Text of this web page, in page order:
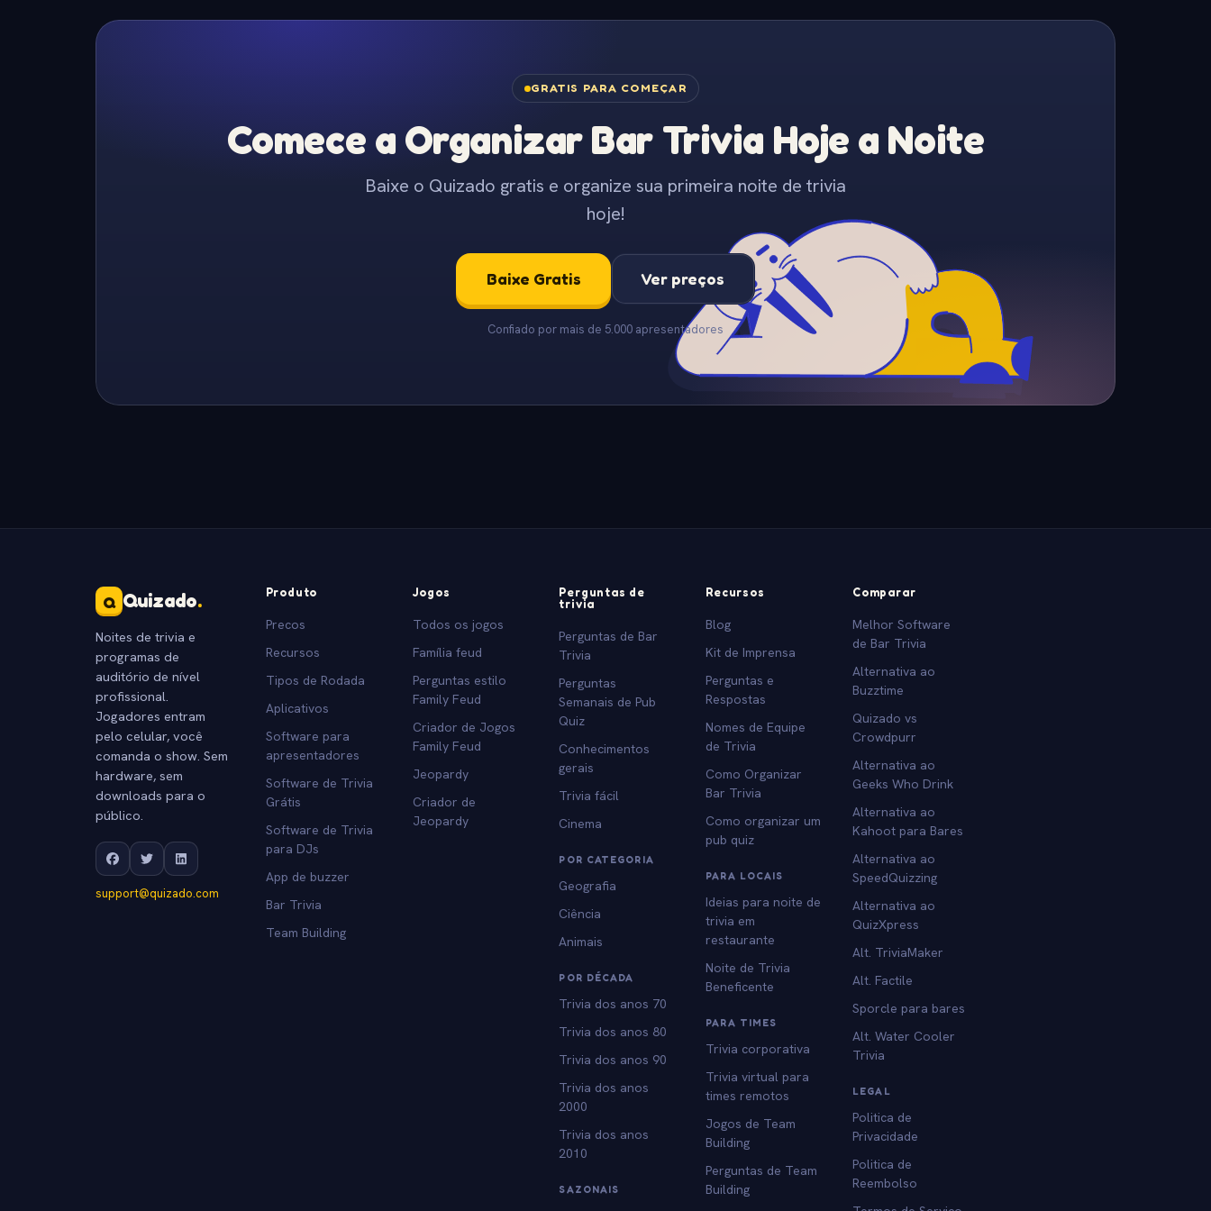
GRATIS PARA COMEÇAR
Comece a Organizar Bar Trivia Hoje a Noite
Baixe o Quizado gratis e organize sua primeira noite de trivia
hoje!
Baixe Gratis Ver preços
Confiado por mais de 5.000 apresentadores
Q Quizado.
Noites de trivia e
programas de
auditório de nível
profissional.
Jogadores entram
pelo celular, você
comanda o show. Sem
hardware, sem
downloads para o
público.
support@quizado.com
Produto
Precos
Recursos
Tipos de Rodada
Aplicativos
Software para
apresentadores
Software de Trivia
Grátis
Software de Trivia
para DJs
App de buzzer
Bar Trivia
Team Building
Jogos
Todos os jogos
Família feud
Perguntas estilo
Family Feud
Criador de Jogos
Family Feud
Jeopardy
Criador de
Jeopardy
Perguntas de
trivia
Perguntas de Bar
Trivia
Perguntas
Semanais de Pub
Quiz
Conhecimentos
gerais
Trivia fácil
Cinema
POR CATEGORIA
Geografia
Ciência
Animais
POR DÉCADA
Trivia dos anos 70
Trivia dos anos 80
Trivia dos anos 90
Trivia dos anos
2000
Trivia dos anos
2010
SAZONAIS
Recursos
Blog
Kit de Imprensa
Perguntas e
Respostas
Nomes de Equipe
de Trivia
Como Organizar
Bar Trivia
Como organizar um
pub quiz
PARA LOCAIS
Ideias para noite de
trivia em
restaurante
Noite de Trivia
Beneficente
PARA TIMES
Trivia corporativa
Trivia virtual para
times remotos
Jogos de Team
Building
Perguntas de Team
Building
Comparar
Melhor Software
de Bar Trivia
Alternativa ao
Buzztime
Quizado vs
Crowdpurr
Alternativa ao
Geeks Who Drink
Alternativa ao
Kahoot para Bares
Alternativa ao
SpeedQuizzing
Alternativa ao
QuizXpress
Alt. TriviaMaker
Alt. Factile
Sporcle para bares
Alt. Water Cooler
Trivia
LEGAL
Politica de
Privacidade
Politica de
Reembolso